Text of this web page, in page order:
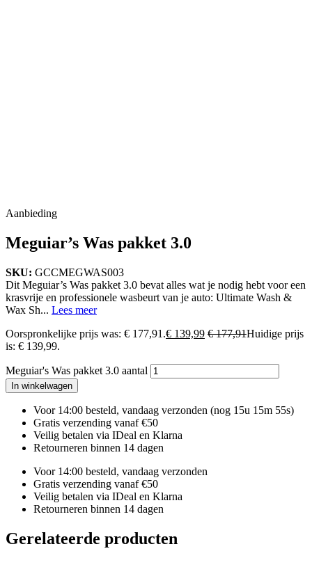
Aanbieding
Meguiar’s Was pakket 3.0
SKU: GCCMEGWAS003
Dit Meguiar’s Was pakket 3.0 bevat alles wat je nodig hebt voor een
krasvrije en professionele wasbeurt van je auto: Ultimate Wash &
Wax Sh... Lees meer
Oorspronkelijke prijs was: € 177,91.€ 139,99 €177,91Huidige prijs
is: € 139,99.
Meguiar's Was pakket 3.0 aantal
In winkelwagen
Voor 14:00 besteld, vandaag verzonden (nog 15u 15m 54s)
Gratis verzending vanaf €50
Veilig betalen via IDeal en Klarna
Retourneren binnen 14 dagen
Voor 14:00 besteld, vandaag verzonden
Gratis verzending vanaf €50
Veilig betalen via IDeal en Klarna
Retourneren binnen 14 dagen
Gerelateerde producten